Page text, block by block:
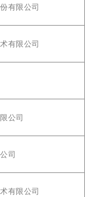
有限公司
有限公司
公司
司
有限公司